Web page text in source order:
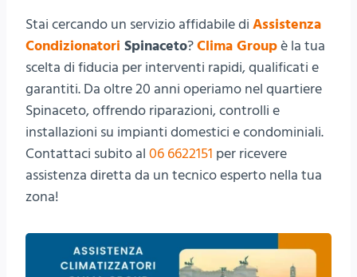
Stai cercando un servizio affidabile di Assistenza
Condizionatori Spinaceto?Clima Groupè la tua
scelta di fiducia per interventi rapidi, qualificati e
garantiti. Da oltre 20 anni operiamo nel quartiere
Spinaceto, offrendo riparazioni, controlli e
installazioni su impianti domestici e condominiali.
Contattaci subito al 06 6622151 per ricevere
assistenza diretta da un tecnico esperto nella tua
zona!